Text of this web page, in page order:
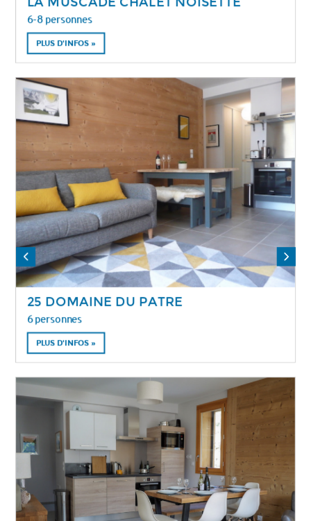
6-8 personnes
PLUS D'INFOS »
25 DOMAINE DU PATRE
6 personnes
PLUS D'INFOS »